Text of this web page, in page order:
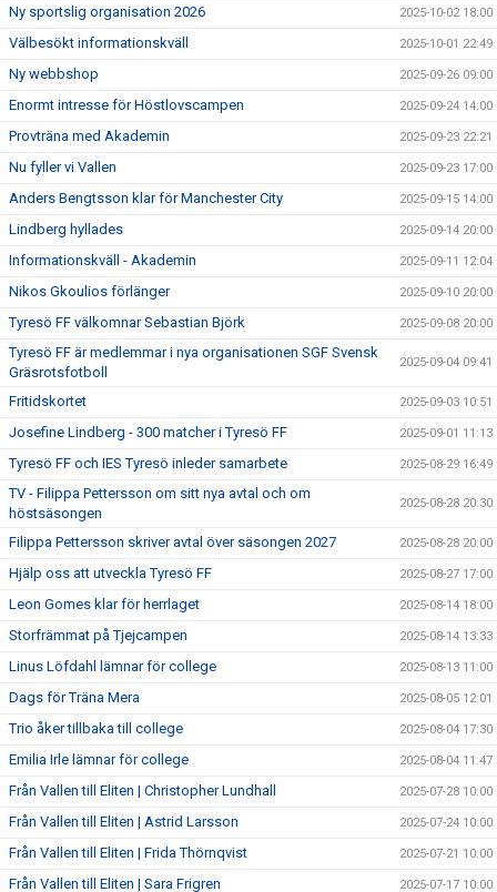
Ny sportslig organisation 2026 2025-10-02 18:00
Välbesökt informationskväll 2025-10-01 22:49
Ny webbshop 2025-09-26 09:00
Enormt intresse för Höstlovscampen 2025-09-24 14:00
Provträna med Akademin 2025-09-23 22:21
Nu fyller vi Vallen 2025-09-23 17:00
Anders Bengtsson klar för Manchester City 2025-09-15 14:00
Lindberg hyllades 2025-09-14 20:00
Informationskväll - Akademin 2025-09-11 12:04
Nikos Gkoulios förlänger 2025-09-10 20:00
Tyresö FF välkomnar Sebastian Björk 2025-09-08 20:00
Tyresö FF är medlemmar i nya organisationen SGF Svensk
Gräsrotsfotboll
2025-09-04 09:41
Fritidskortet 2025-09-03 10:51
Josefine Lindberg - 300 matcher i Tyresö FF 2025-09-01 11:13
Tyresö FF och IES Tyresö inleder samarbete 2025-08-29 16:49
TV - Filippa Pettersson om sitt nya avtal och om
höstsäsongen
2025-08-28 20:30
Filippa Pettersson skriver avtal över säsongen 2027 2025-08-28 20:00
Hjälp oss att utveckla Tyresö FF 2025-08-27 17:00
Leon Gomes klar för herrlaget 2025-08-14 18:00
Storfrämmat på Tjejcampen 2025-08-14 13:33
Linus Löfdahl lämnar för college 2025-08-13 11:00
Dags för Träna Mera 2025-08-05 12:01
Trio åker tillbaka till college 2025-08-04 17:30
Emilia Irle lämnar för college 2025-08-04 11:47
Från Vallen till Eliten | Christopher Lundhall 2025-07-28 10:00
Från Vallen till Eliten | Astrid Larsson 2025-07-24 10:00
Från Vallen till Eliten | Frida Thörnqvist 2025-07-21 10:00
Från Vallen till Eliten | Sara Frigren 2025-07-17 10:00